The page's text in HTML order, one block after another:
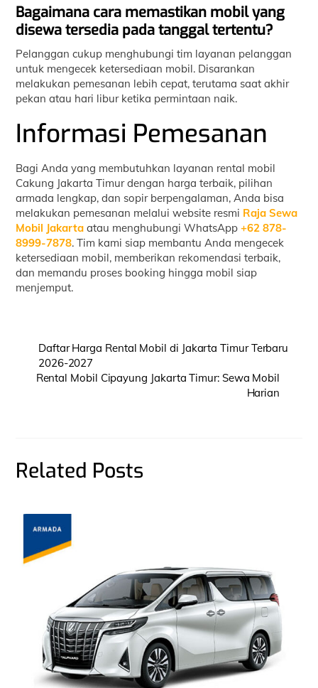
Bagaimana cara memastikan mobil yang
disewa tersedia pada tanggal tertentu?
Pelanggan cukup menghubungi tim layanan pelanggan
untuk mengecek ketersediaan mobil. Disarankan
melakukan pemesanan lebih cepat, terutama saat akhir
pekan atau hari libur ketika permintaan naik.
Informasi Pemesanan
Bagi Anda yang membutuhkan layanan rental mobil
Cakung Jakarta Timur dengan harga terbaik, pilihan
armada lengkap, dan sopir berpengalaman, Anda bisa
melakukan pemesanan melalui website resmi Raja Sewa
Mobil Jakarta atau menghubungi WhatsApp+62 878-
8999-7878. Tim kami siap membantu Anda mengecek
ketersediaan mobil, memberikan rekomendasi terbaik,
dan memandu proses booking hingga mobil siap
menjemput.
Daftar Harga Rental Mobil di Jakarta Timur Terbaru
2026-2027
Rental Mobil Cipayung Jakarta Timur: Sewa Mobil
Harian
Related Posts